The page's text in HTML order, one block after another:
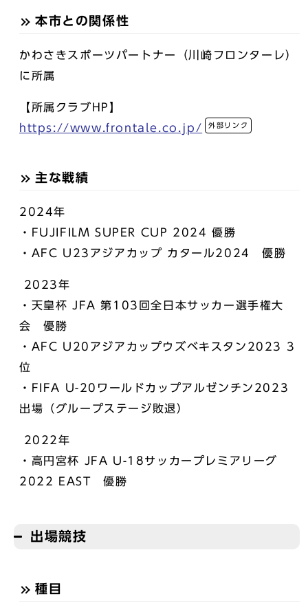
本市との関係性
かわさきスポーツパートナー（川崎フロンターレ）
に所属
【所属クラブHP】
https://www.frontale.co.jp/
外部リンク
主な戦績
2024年
・FUJIFILM SUPER CUP 2024 優勝
・AFC U23アジアカップ カタール2024 優勝
2023年
・天皇杯 JFA 第103回全日本サッカー選手権大
会 優勝
・AFC U20アジアカップウズベキスタン2023 3
位
・FIFA U-20ワールドカップアルゼンチン2023
出場（グループステージ敗退）
2022年
・高円宮杯 JFA U-18サッカープレミアリーグ
2022 EAST 優勝
出場競技
種目